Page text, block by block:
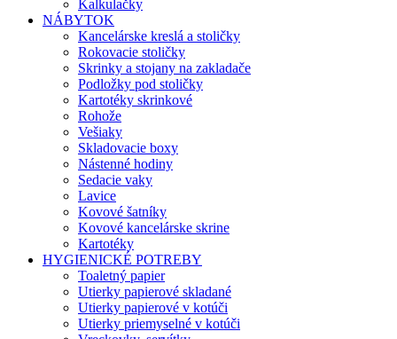
Kalkulačky
NÁBYTOK
Kancelárske kreslá a stoličky
Rokovacie stoličky
Skrinky a stojany na zakladače
Podložky pod stoličky
Kartotéky skrinkové
Rohože
Vešiaky
Skladovacie boxy
Nástenné hodiny
Sedacie vaky
Lavice
Kovové šatníky
Kovové kancelárske skrine
Kartotéky
HYGIENICKÉ POTREBY
Toaletný papier
Utierky papierové skladané
Utierky papierové v kotúči
Utierky priemyselné v kotúči